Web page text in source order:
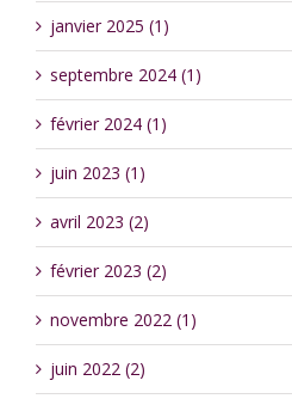
janvier 2025 (1)
septembre 2024 (1)
février 2024 (1)
juin 2023 (1)
avril 2023 (2)
février 2023 (2)
novembre 2022 (1)
juin 2022 (2)